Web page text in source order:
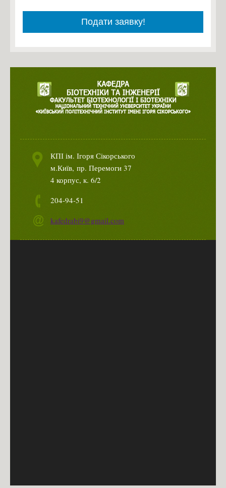
Подати заявку!
КПІ ім. Ігоря Сікорського
м.Київ, пр. Перемоги 37
4 корпус, к. 6/2
204-94-51
kafedrabi9@gmail.com